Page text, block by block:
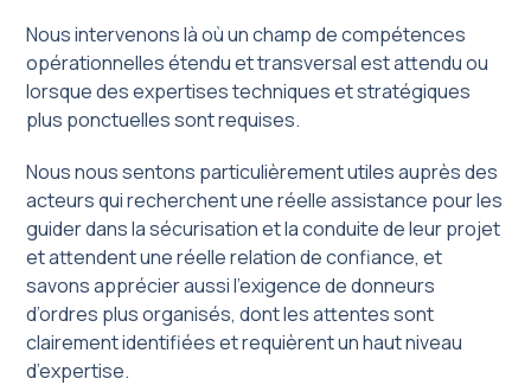
Nous intervenons là où un champ de compétences
opérationnelles étendu et transversal est attendu ou
lorsque des expertises techniques et stratégiques
plus ponctuelles sont requises.
Nous nous sentons particulièrement utiles auprès des
acteurs qui recherchent une réelle assistance pour les
guider dans la sécurisation et la conduite de leur projet
et attendent une réelle relation de confiance, et
savons apprécier aussi l’exigence de donneurs
d’ordres plus organisés, dont les attentes sont
clairement identifiées et requièrent un haut niveau
d’expertise.